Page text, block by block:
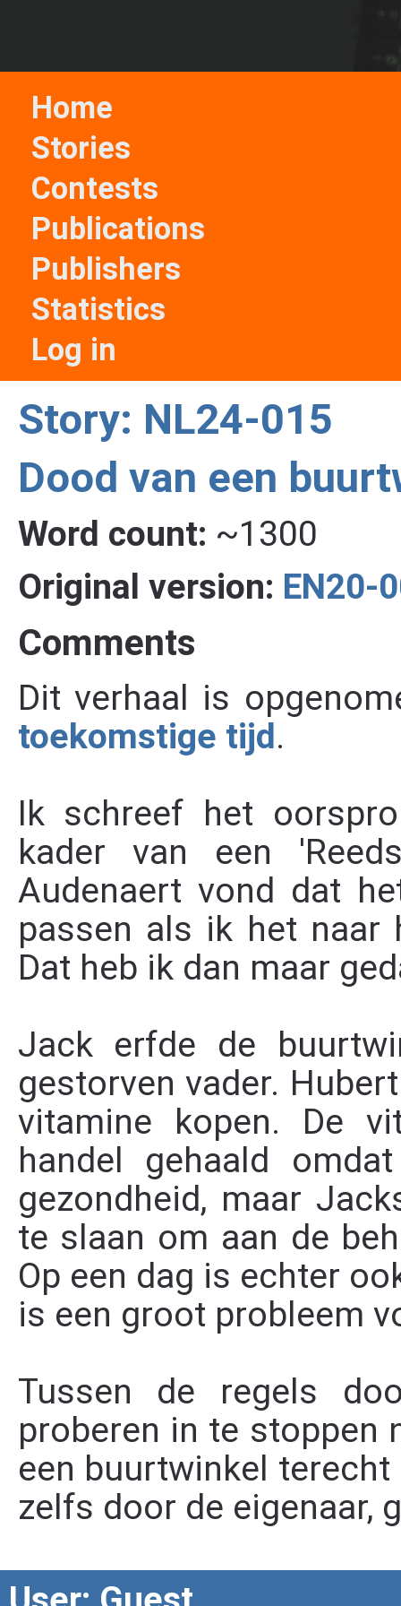
Home
Stories
Contests
Publications
Publishers
Statistics
Log in
Story: NL24-015
Dood van een
Word count: ~1300
Original version: EN20-
Comments
Dit verhaal is
toekomstige tijd.
Ik schreef het
kader van een
Audenaert vond dat
passen als ik het naar
Dat heb ik dan maar
Jack erfde de
gestorven vader.
vitamine kopen. De
handel gehaald
gezondheid, maar
te slaan om aan de
Op een dag is echter
is een groot probleem
Tussen de regels
proberen in te stoppen
een buurtwinkel
zelfs door de eigenaar,